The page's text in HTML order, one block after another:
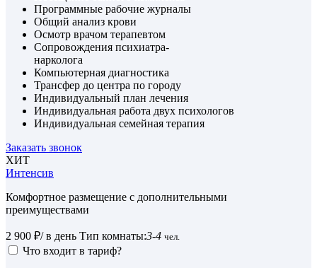
Программные рабочие журналы
Общий анализ крови
Осмотр врачом терапевтом
Сопровождения психиатра-
нарколога
Компьютерная диагностика
Трансфер до центра по городу
Индивидуальный план лечения
Индивидуальная работа двух психологов
Индивидуальная семейная терапия
Заказать звонок
ХИТ
Интенсив
Комфортное размещение с дополнительными
преимуществами
2 900 ₽/ в день Тип комнаты:3-4 чел.
Что входит в тариф?